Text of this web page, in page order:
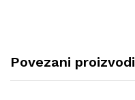
Povezani proizvodi